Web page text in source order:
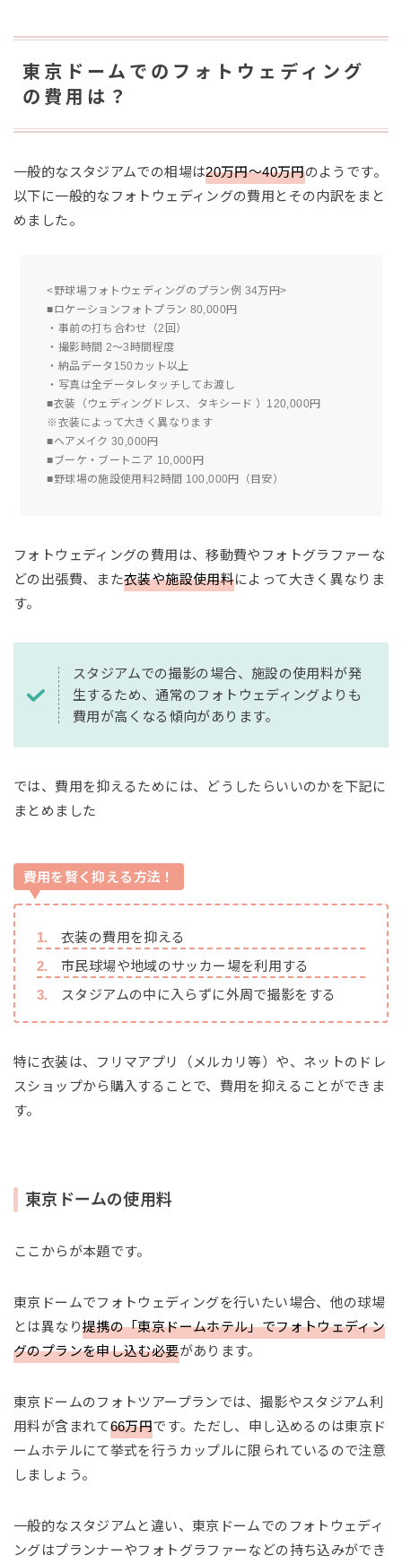
東京ドームでのフォトウェディング
の費用は？
一般的なスタジアムでの相場は20万円〜40万円のようです。
以下に一般的なフォトウェディングの費用とその内訳をまと
めました。
<野球場フォトウェディングのプラン例 34万円>
■ロケーションフォトプラン 80,000円
・事前の打ち合わせ（2回）
・撮影時間 2〜3時間程度
・納品データ150カット以上
・写真は全データレタッチしてお渡し
■衣装（ウェディングドレス、タキシード ）120,000円
※衣装によって大きく異なります
■ヘアメイク 30,000円
■ブーケ・ブートニア 10,000円
■野球場の施設使用料2時間 100,000円（目安）
フォトウェディングの費用は、移動費やフォトグラファーな
どの出張費、また衣装や施設使用料によって大きく異なりま
す。
スタジアムでの撮影の場合、施設の使用料が発
生するため、通常のフォトウェディングよりも
費用が高くなる傾向があります。
では、費用を抑えるためには、どうしたらいいのかを下記に
まとめました
費用を賢く抑える方法！
衣装の費用を抑える
市民球場や地域のサッカー場を利用する
スタジアムの中に入らずに外周で撮影をする
特に衣装は、フリマアプリ（メルカリ等）や、ネットのドレ
スショップから購入することで、費用を抑えることができま
す。
東京ドームの使用料
ここからが本題です。
東京ドームでフォトウェディングを行いたい場合、他の球場
とは異なり提携の「東京ドームホテル」でフォトウェディン
グのプランを申し込む必要があります。
東京ドームのフォトツアープランでは、撮影やスタジアム利
用料が含まれて66万円です。ただし、申し込めるのは東京ド
ームホテルにて挙式を行うカップルに限られているので注意
しましょう。
一般的なスタジアムと違い、東京ドームでのフォトウェディ
ングはプランナーやフォトグラファーなどの持ち込みができ